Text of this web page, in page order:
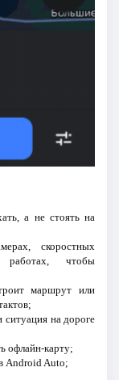
а не стоять на
скоростных
чтобы
маршрут или
на дороге
офлайн-карту;
Android Auto;